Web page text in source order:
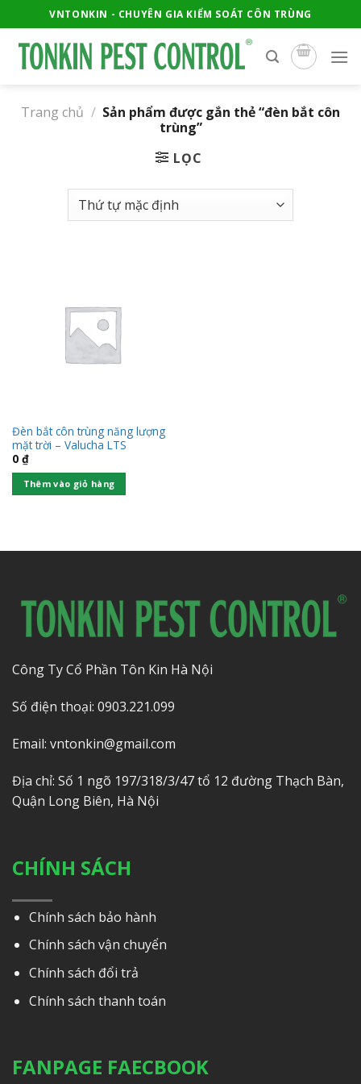
to
content
VNTONKIN - CHUYÊN GIA KIỂM SOÁT CÔN TRÙNG
Trang chủ / Sản phẩm được gắn thẻ “đèn bắt côn
trùng”
LỌC
Đèn bắt côn trùng năng lượng
mặt trời – Valucha LTS
0 ₫
Thêm vào giỏ hàng
Công Ty Cổ Phần Tôn Kin Hà Nội
Số điện thoại: 0903.221.099
Email: vntonkin@gmail.com
Địa chỉ: Số 1 ngõ 197/318/3/47 tổ 12 đường Thạch Bàn,
Quận Long Biên, Hà Nội
CHÍNH SÁCH
Chính sách bảo hành
Chính sách vận chuyển
Chính sách đổi trả
Chính sách thanh toán
FANPAGE FAECBOOK